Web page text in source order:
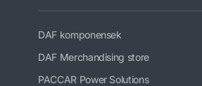
DAF komponensek
DAF Merchandising store
PACCAR Power Solutions